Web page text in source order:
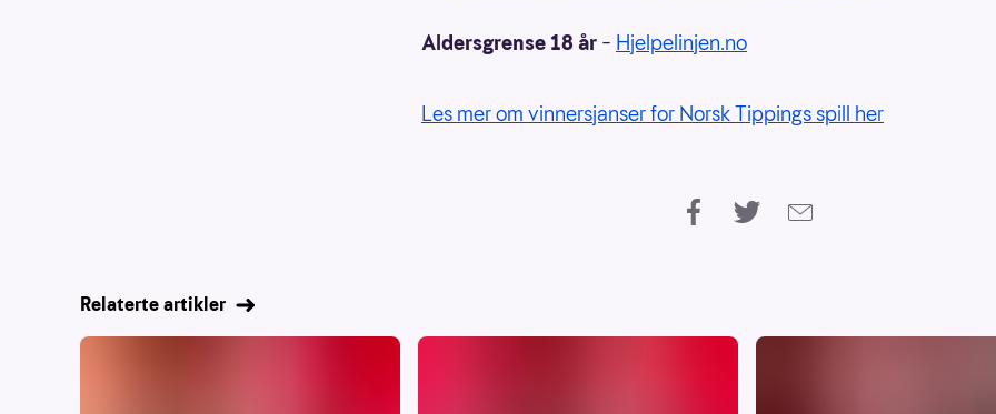
Aldersgrense 18 år – Hjelpelinjen.no
Les mer om vinnersjanser for Norsk Tippings spill her
Relaterte artikler